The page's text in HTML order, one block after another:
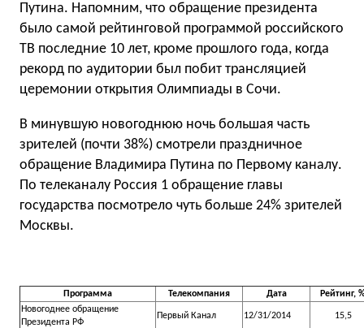
Путина. Напомним, что обращение президента
было самой рейтинговой программой российского
ТВ последние 10 лет, кроме прошлого года, когда
рекорд по аудитории был побит трансляцией
церемонии открытия Олимпиады в Сочи.
В минувшую новогоднюю ночь большая часть
зрителей (почти 38%) смотрели праздничное
обращение Владимира Путина по Первому каналу.
По телеканалу Россия 1 обращение главы
государства посмотрело чуть больше 24% зрителей
Москвы.
Программа Телекомпания Дата
Рейтинг,
Новогоднее обращение
Президента РФ
Первый Канал 12/31/2014 15,5